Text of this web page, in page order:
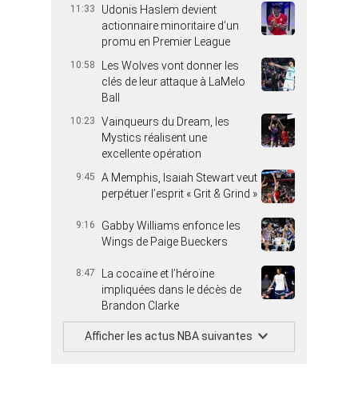
11:33
Udonis Haslem devient
actionnaire minoritaire d’un
promu en Premier League
10:58
Les Wolves vont donner les
clés de leur attaque à LaMelo
Ball
10:23
Vainqueurs du Dream, les
Mystics réalisent une
excellente opération
9:45
A Memphis, Isaiah Stewart veut
perpétuer l’esprit « Grit & Grind »
9:16
Gabby Williams enfonce les
Wings de Paige Bueckers
8:47
La cocaïne et l’héroïne
impliquées dans le décès de
Brandon Clarke
Afficher les actus NBA suivantes